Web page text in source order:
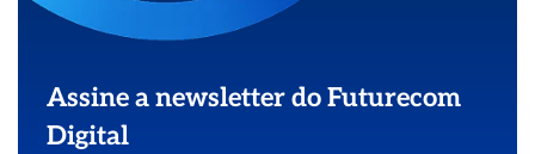
Assine a newsletter do Futurecom
Digital